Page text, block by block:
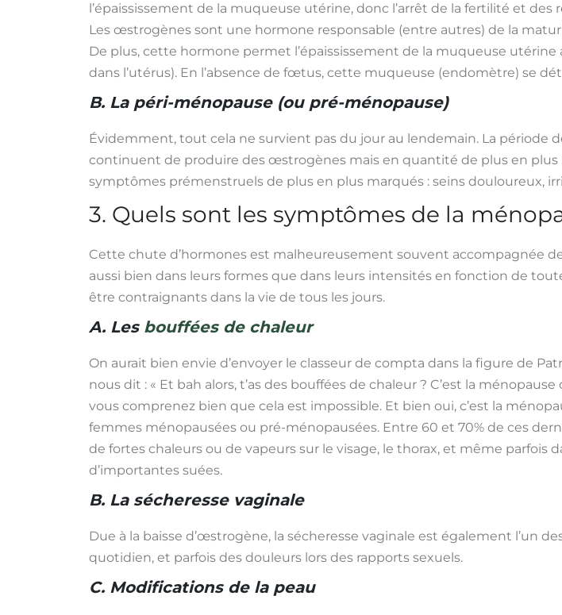
l’épaississement de la muqueuse utérine, donc l’arrêt de la fertilité et des
Les œstrogènes sont une hormone responsable (entre autres) de la
De plus, cette hormone permet l’épaississement de la muqueuse
dans l’utérus). En l’absence de fœtus, cette muqueuse (endomètre) se
B. La péri-ménopause (ou pré-ménopause)
Évidemment, tout cela ne survient pas du jour au lendemain. La période
continuent de produire des œstrogènes mais en quantité de plus en
symptômes prémenstruels de plus en plus marqués : seins douloureux,
3. Quels sont les symptômes de la
Cette chute d’hormones est malheureusement souvent accompagnée
aussi bien dans leurs formes que dans leurs intensités en fonction de
être contraignants dans la vie de tous les jours.
A. Les bouffées de chaleur
On aurait bien envie d’envoyer le classeur de compta dans la figure de
nous dit : « Et bah alors, t’as des bouffées de chaleur ? C’est la
vous comprenez bien que cela est impossible. Et bien oui, c’est la
femmes ménopausées ou pré-ménopausées. Entre 60 et 70% de ces
de fortes chaleurs ou de vapeurs sur le visage, le thorax, et même parfois
d’importantes suées.
B. La sécheresse vaginale
Due à la baisse d’œstrogène, la sécheresse vaginale est également l’un
quotidien, et parfois des douleurs lors des rapports sexuels.
C. Modifications de la peau